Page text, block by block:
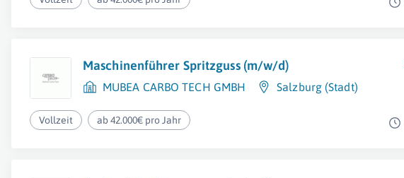
Maschinenführer Spritzguss (m/w/d)
MUBEA CARBO TECH GMBH Salzburg (Stadt)
Vollzeit ab 42.000€ pro Jahr